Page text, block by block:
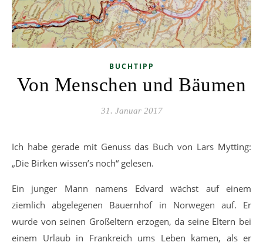
BUCHTIPP
Von Menschen und Bäumen
31. Januar 2017
Ich habe gerade mit Genuss das Buch von Lars Mytting:
„Die Birken wissen’s noch“ gelesen.
Ein junger Mann namens Edvard wächst auf einem
ziemlich abgelegenen Bauernhof in Norwegen auf. Er
wurde von seinen Großeltern erzogen, da seine Eltern bei
einem Urlaub in Frankreich ums Leben kamen, als er